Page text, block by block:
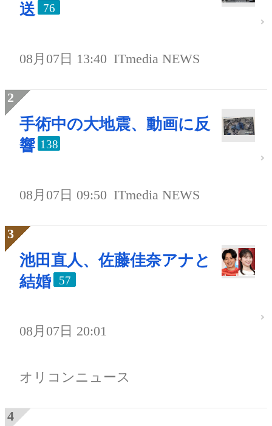
送
76
08月07日 13:40 ITmedia NEWS
手術中の大地震、動画に反
響 138
08月07日 09:50 ITmedia NEWS
池田直人、佐藤佳奈アナと
結婚
57
08月07日 20:01
オリコンニュース